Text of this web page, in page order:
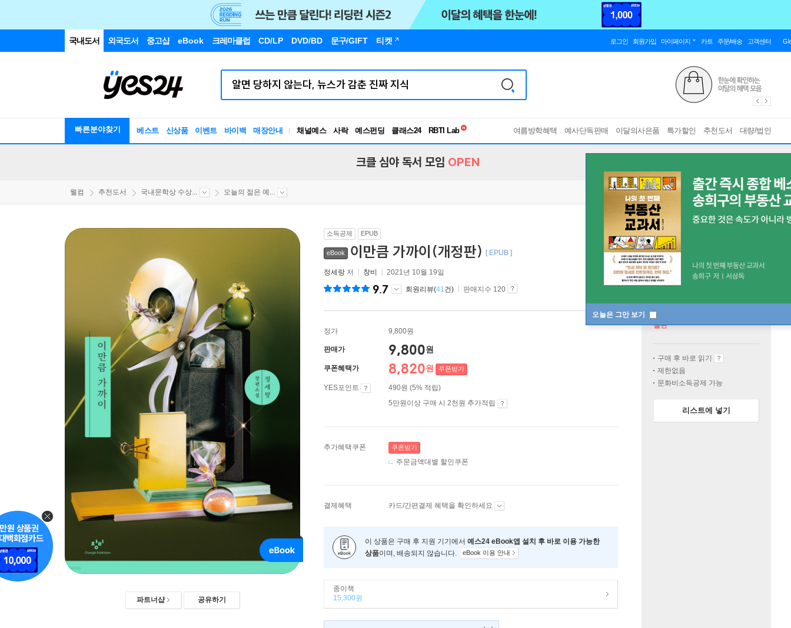
국내도서 외국도서 중고샵 eBook 크레마클럽 CD/LP DVD/BD 문구/GIFT 티켓 로그인 회원가입 마이페이지 카트 주문/배송 고객센터
빠른분야찾기 베스트 신상품 이벤트 바이백 매장안내 채널예스 사락 예스펀딩 클래스24
독서유형검사
여름방학혜택 예사단독판매 이달의사은품 특가할인 추천도서 대량/법인
오늘은 그만 보기
크클 심야 독서 모임 OPEN
웰컴 추천도서 국내문학상 수상... 오늘의 젊은 예...
파트너샵 공유하기
소득공제 EPUB
eBook 이만큼 가까이(개정판) [ EPUB ]
정세랑 저 창비 2021년 10월 19일
9.7 회원리뷰(41건) 판매지수 120
정가 9,800원
판매가 9,800원
쿠폰혜택가 8,820원 쿠폰받기
YES포인트
490원 (5% 적립)
5만원이상 구매 시 2천원 추가적립
추가혜택쿠폰 쿠폰받기
주문금액대별 할인쿠폰
결제혜택 카드/간편결제 혜택을 확인하세요
이 상품은 구매 후 지원 기기에서 예스24 eBook앱 설치 후 바로 이용 가능한
상품이며, 배송되지 않습니다. eBook 이용 안내
종이책
15,300원
절판
구매 후 바로 읽기
제한없음
문화비소득공제 가능
리스트에 넣기